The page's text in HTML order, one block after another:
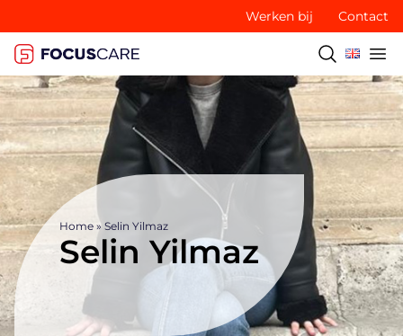
Werken bij Contact
Home » Selin Yilmaz
Selin Yilmaz